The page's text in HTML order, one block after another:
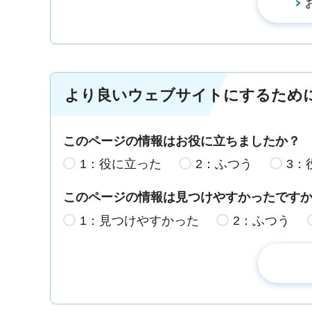
より良いウェブサイトにするため
このページの情報はお役に立ちましたか？
1：役に立った
2：ふつう 3：
このページの情報は見つけやすかったです
1：見つけやすかった
2：ふつう